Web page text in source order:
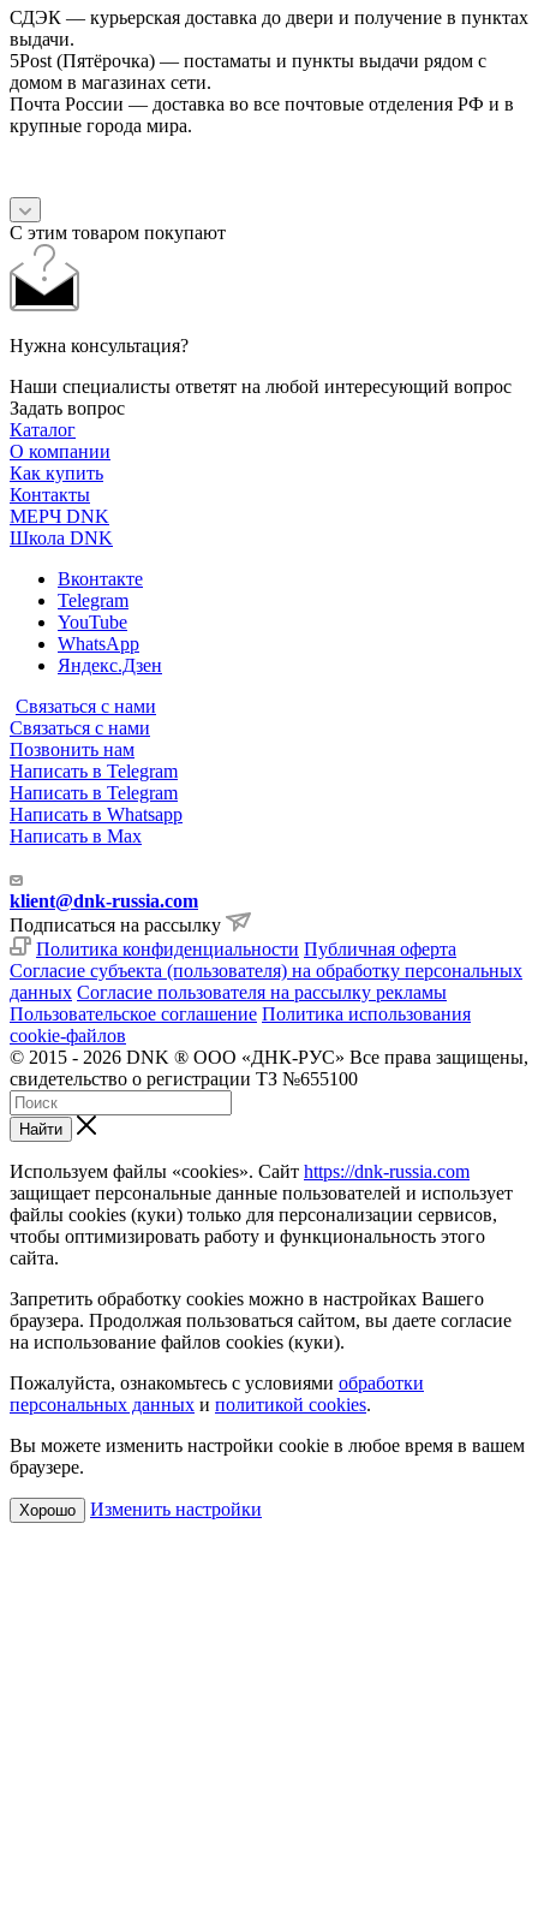
СДЭК — курьерская доставка до двери и получение в пунктах
выдачи.
5Post (Пятёрочка) — постаматы и пункты выдачи рядом с
домом в магазинах сети.
Почта России — доставка во все почтовые отделения РФ и в
крупные города мира.
С этим товаром покупают
Нужна консультация?
Наши специалисты ответят на любой интересующий вопрос
Задать вопрос
Каталог
О компании
Как купить
Контакты
МЕРЧ DNK
Школа DNK
Вконтакте
Telegram
YouTube
WhatsApp
Яндекс.Дзен
Связаться с нами
Связаться с нами
Позвонить нам
Написать в Telegram
Написать в Telegram
Написать в Whatsapp
Написать в Max
klient@dnk-russia.com
Подписаться на рассылку
Политика конфиденциальности Публичная оферта
Согласие субъекта (пользователя) на обработку персональных
данных Согласие пользователя на рассылку рекламы
Пользовательское соглашение Политика использования
cookie-файлов
© 2015 - 2026 DNK ® ООО «ДНК-РУС» Все права защищены,
свидетельство о регистрации ТЗ №655100
Найти
Используем файлы «cookies». Сайт https://dnk-russia.com
защищает персональные данные пользователей и использует
файлы cookies (куки) только для персонализации сервисов,
чтобы оптимизировать работу и функциональность этого
сайта.
Запретить обработку cookies можно в настройках Вашего
браузера. Продолжая пользоваться сайтом, вы даете согласие
на использование файлов cookies (куки).
Пожалуйста, ознакомьтесь с условиями обработки
персональных данных и политикой cookies.
Вы можете изменить настройки cookie в любое время в вашем
браузере.
Хорошо Изменить настройки